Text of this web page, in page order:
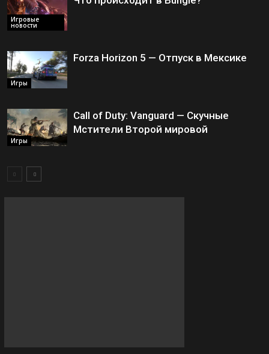
Игровые
новости
Игры
Forza Horizon 5 — Отпуск в Мексике
Игры
Call of Duty: Vanguard — Скучные
Мстители Второй мировой